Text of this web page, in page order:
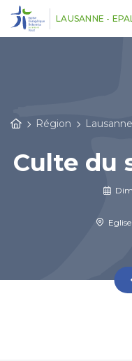
LAUSANNE -
Région
Culte du
Panneau de gestion